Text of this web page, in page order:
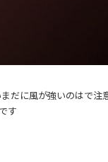
だに風が強いのはで注
す